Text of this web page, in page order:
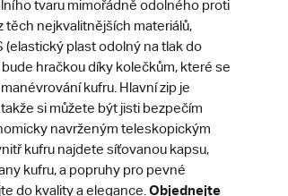
tvaru mimořádně odolného proti
těch nejkvalitnějších materiálů,
(elastický plast odolný na tlak do
hračkou díky kolečkům, které se
kufru. Hlavní zip je
si můžete být jisti bezpečím
navrženým teleskopickým
kufru najdete síťovanou kapsu,
kufru, a popruhy pro pevné
do kvality a elegance. Objednejte